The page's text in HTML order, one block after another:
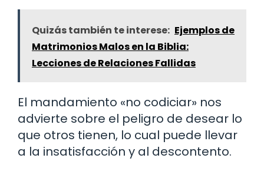
Quizás también te interese: Ejemplos de
Matrimonios Malos en la Biblia:
Lecciones de Relaciones Fallidas
El mandamiento «no codiciar» nos
advierte sobre el peligro de desear lo
que otros tienen, lo cual puede llevar
a la insatisfacción y al descontento.